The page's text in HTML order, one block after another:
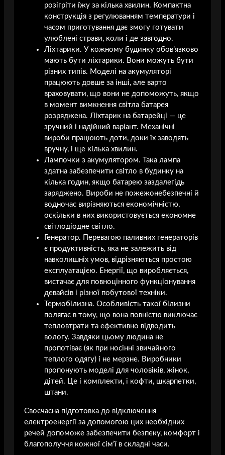
розігріти їжу за кілька хвилин. Компактна
конструкція з регулюванням температури і
часом приготування дає змогу готувати
улюблені страви, коли і де завгодно.
Ліхтарики. У кожному будинку обов’язково
мають бути ліхтарики. Вони можуть бути
різних типів. Моделі на акумуляторі
працюють довше за інші, але варто
враховувати, що вони не допоможуть, якщо
в момент вимкнення світла батарея
розряджена. Ліхтарик на батарейці — це
зручний і надійний варіант. Механічні
вироби працюють доти, доки їх заводять
вручну, і ще кілька хвилин.
Лампочки з акумулятором. Така лампа
здатна забезпечити світло в будинку на
кілька годин, якщо батарею заздалегідь
заряджено. Вироби не пожежонебезпечні й
водночас вирізняються економічністю,
оскільки в них використовується економне
світлодіодне світло.
Генератор. Перевагою паливних генераторів
є продуктивність, яка не залежить від
навколишніх умов, відрізняються простою
експлуатацією. Енергії, що виробляється,
вистачає для повноцінного функціонування
девайсів і різної побутової техніки.
Термобілизна. Особливість такої білизни
полягає в тому, що вона повністю виключає
тепловтрати та ефективно відводить
вологу. Завдяки цьому людина не
пропотіває (як при носінні звичайного
теплого одягу) і не мерзне. Виробники
пропонують моделі для чоловіків, жінок,
дітей. Це і комплекти, і кофти, шкарпетки,
штани.
Своєчасна підготовка до відключення
електроенергії за допомогою цих необхідних
речей допоможе забезпечити безпеку, комфорт і
благополуччя кожної сім’ї в складні часи.